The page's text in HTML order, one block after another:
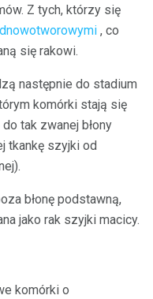
Z tych, którzy się
, co
się rakowi.
następnie do stadium
komórki stają się
tak zwanej błony
tkankę szyjki od
błonę podstawną,
jako rak szyjki macicy.
komórki o